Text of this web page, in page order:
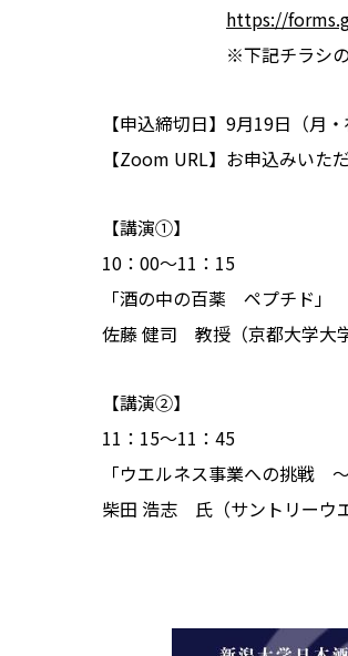
https://
※下記チラシ
【申込締切日】9月19日（月・
【Zoom URL】お申込みいた
【講演①】
10：00～11：15
「酒の中の百薬 ペプチド」
佐藤 健司 教授（京都大学大
【講演②】
11：15～11：45
「ウエルネス事業への挑戦
柴田 浩志 氏（サントリーウ